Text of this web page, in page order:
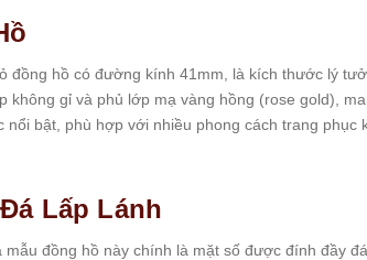
đồng hồ có đường kính 41mm, là kích thước lý
không gỉ và phủ lớp mạ vàng hồng (rose gold),
bật, phù hợp với nhiều phong cách trang phục
Lấp Lánh
đồng hồ này chính là mặt số được đính đầy